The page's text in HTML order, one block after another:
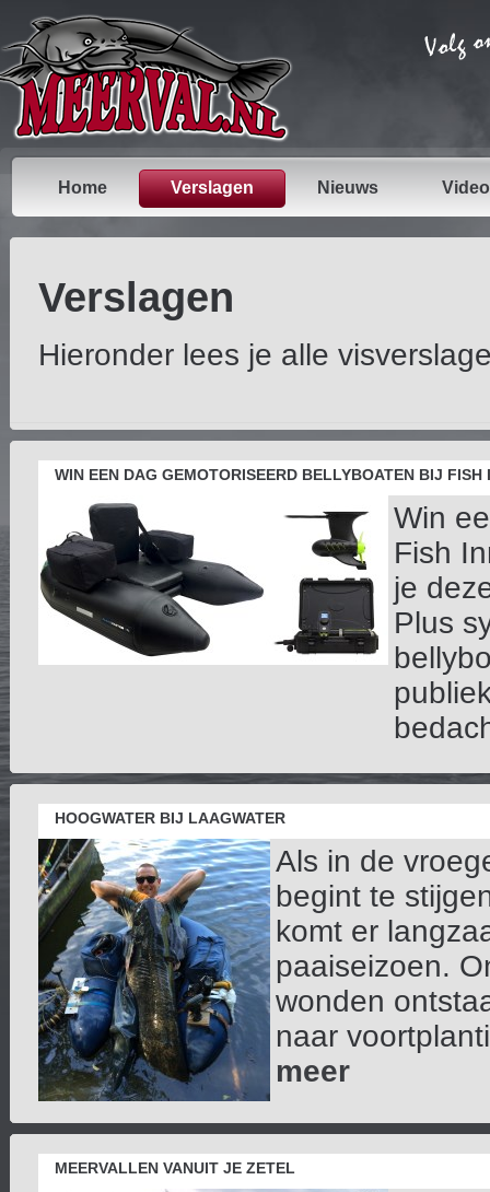
Home Verslagen Nieuws
Verslagen
Hieronder lees je alle
WIN EEN DAG GEMOTORISEERD BELLYBOATEN BIJ FISH
Win
Fish
je
Plus
HOOGWATER BIJ LAAGWATER
Als in de
begint te
komt er
paaiseizoen.
wonden
naar
meer
MEERVALLEN VANUIT JE ZETEL